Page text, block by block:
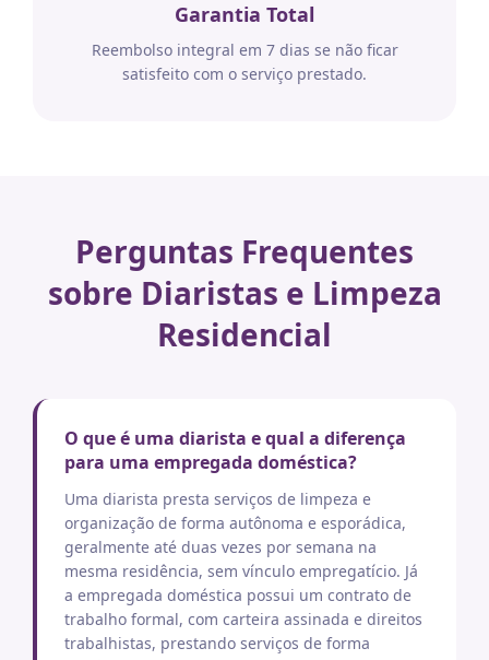
Garantia Total
Reembolso integral em 7 dias se não ficar
satisfeito com o serviço prestado.
Perguntas Frequentes
sobre Diaristas e Limpeza
Residencial
O que é uma diarista e qual a diferença
para uma empregada doméstica?
Uma diarista presta serviços de limpeza e
organização de forma autônoma e esporádica,
geralmente até duas vezes por semana na
mesma residência, sem vínculo empregatício. Já
a empregada doméstica possui um contrato de
trabalho formal, com carteira assinada e direitos
trabalhistas, prestando serviços de forma